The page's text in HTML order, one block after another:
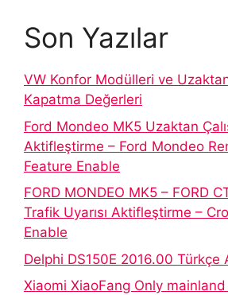
Son Yazılar
VW Konfor Modülleri ve
Kapatma Değerleri
Ford Mondeo MK5 Uzaktan
Aktifleştirme – Ford Mondeo
Feature Enable
FORD MONDEO MK5 – FORD
Trafik Uyarısı Aktifleştirme –
Enable
Delphi DS150E 2016.00 Türkçe
Xiaomi XiaoFang Only